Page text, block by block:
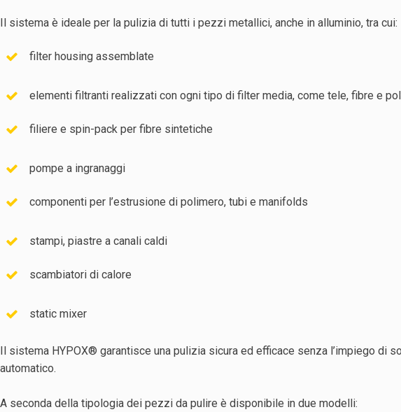
Il sistema è ideale per la pulizia di tutti i pezzi metallici, anche in alluminio, tra cui:
filter housing assemblate
elementi filtranti realizzati con ogni tipo di filter media, come tele, fibre e
filiere e spin-pack per fibre sintetiche
pompe a ingranaggi
componenti per l’estrusione di polimero, tubi e manifolds
stampi, piastre a canali caldi
scambiatori di calore
static mixer
Il sistema HYPOX® garantisce una pulizia sicura ed efficace senza l’impiego di
automatico.
A seconda della tipologia dei pezzi da pulire è disponibile in due modelli: